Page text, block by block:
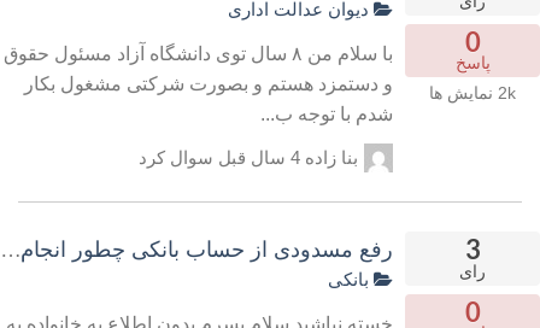
0
پاسخ
2k
نمایش ها
دیوان عدالت اداری
با سلام من ۸ سال توی دانشگاه آزاد مسئول حقوق
و دستمزد هستم و بصورت شرکتی مشغول بکار
شدم با توجه ب...
بنا زاده 4 سال قبل سوال کرد
3
رای
0
رفع مسدودی از حساب بانکی چطور انجام
بانکی
خسته نباشید سلام پسرم بدون اطلاع به خانواده به